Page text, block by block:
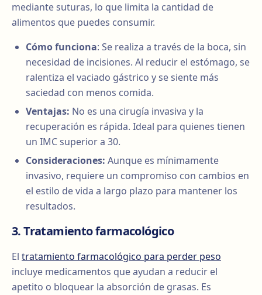
mediante suturas, lo que limita la cantidad de
alimentos que puedes consumir.
Cómo funciona: Se realiza a través de la boca, sin
necesidad de incisiones. Al reducir el estómago, se
ralentiza el vaciado gástrico y se siente más
saciedad con menos comida.
Ventajas: No es una cirugía invasiva y la
recuperación es rápida. Ideal para quienes tienen
un IMC superior a 30.
Consideraciones: Aunque es mínimamente
invasivo, requiere un compromiso con cambios en
el estilo de vida a largo plazo para mantener los
resultados.
3. Tratamiento farmacológico
El tratamiento farmacológico para perder peso
incluye medicamentos que ayudan a reducir el
apetito o bloquear la absorción de grasas. Es